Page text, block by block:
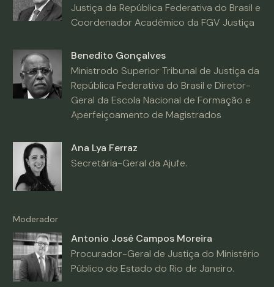
Justiça da República Federativa do Brasil e
Coordenador Acadêmico da FGV Justiça
Benedito Gonçalves
Ministrodo Superior Tribunal de Justiça da
República Federativa do Brasil e Diretor-
Geral da Escola Nacional de Formação e
Aperfeiçoamento de Magistrados
Ana Lya Ferraz
Secretária-Geral da Ajufe.
Moderador
Antonio José Campos Moreira
Procurador-Geral de Justiça do Ministério
Público do Estado do Rio de Janeiro.